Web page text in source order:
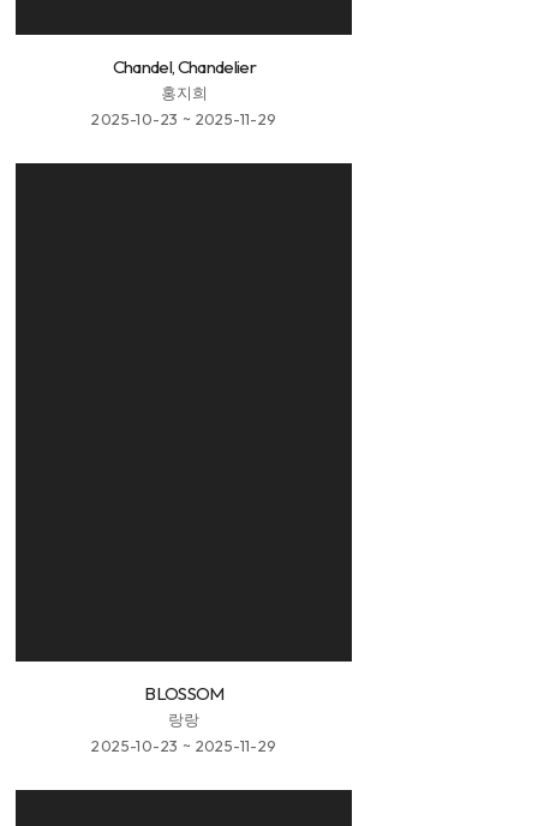
Chandel, Chandelier
홍지희
2025-10-23 ~ 2025-11-29
BLOSSOM
랑랑
2025-10-23 ~ 2025-11-29